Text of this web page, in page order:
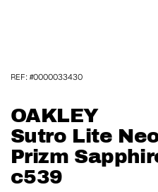
OAKLEY
Sutro Lite
Prizm
c539
REF: #0000033430